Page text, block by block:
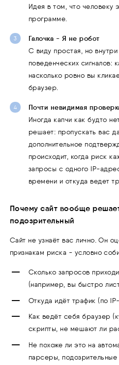
Идея в том, что человеку
программе.
Галочка - Я не робот
С виду простая, но
поведенческих сигналов:
насколько ровно вы
браузер.
Почти невидимая
Иногда капчи как будто
решает: пропускать вас
дополнительное
происходит, когда риск
запросы с одного IP-
времени и откуда ведет
Почему сайт вообще
подозрительный
Сайт не узнаёт вас лично. Он
признакам риска - условно
Сколько запросов
(например, вы быстро
Откуда идёт трафик (по
Как ведёт себя браузер
скрипты, не мешают ли
Не похоже ли это на
парсеры,